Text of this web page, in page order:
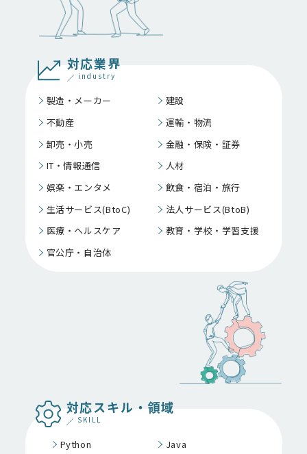
対応業界
industry
製造・メーカー
建設
不動産
運輸・物流
卸売・小売
金融・保険・証券
IT・情報通信
人材
娯楽・エンタメ
飲食・宿泊・旅行
生活サービス(BtoC)
法人サービス(BtoB)
医療・ヘルスケア
教育・学校・学習支援
官公庁・自治体
対応スキル・領域
SKILL
Python
Java